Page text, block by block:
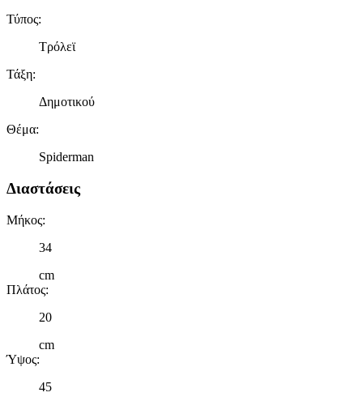
Τύπος:
Τρόλεϊ
Τάξη:
Δημοτικού
Θέμα:
Spiderman
Διαστάσεις
Μήκος:
34
cm
Πλάτος:
20
cm
Ύψος:
45